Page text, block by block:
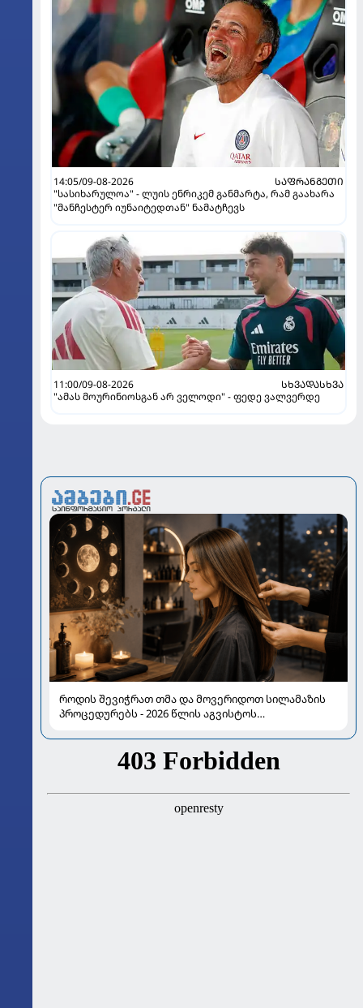
14:05/09-08-2026
ᲡᲐᲤᲠᲐᲜᲒᲔᲗᲘ
"სასიხარულოა" - ლუის ენრიკემ განმარტა, რამ გაახარა
"მანჩესტერ იუნაიტედთან" ნამატჩევს
11:00/09-08-2026
ᲡᲮᲕᲐᲓᲐᲡᲮᲕᲐ
"ამას მოურინიოსგან არ ველოდი" - ფედე ვალვერდე
როდის შევიჭრათ თმა და მოვერიდოთ სილამაზის
პროცედურებს - 2026 წლის აგვისტოს